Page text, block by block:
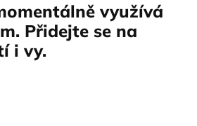
využívá
Přidejte se na
i vy.